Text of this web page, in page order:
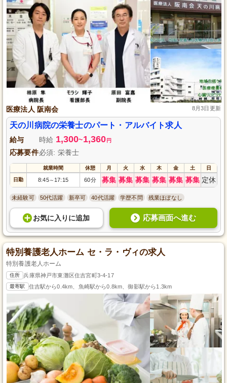
医療法人 阪南会 8月3日更新
天の川病院の栄養士のパート・アルバイト求人
給与 時給 1,300~1,360 円
応募要件必須: 栄養士
就業時間 休憩 月 火 水 木 金 土 日
日勤 8:45～ 17:15 60分 募集 募集 募集 募集 募集 募集 定休
未経験可 50代活躍 新卒可 40代活躍 学歴不問 残業ほぼなし
お気に入り に追加 応募画面へ進む
特別養護老人ホーム セ・ラ・ヴィの求人
特別養護老人ホーム
住所 兵庫県神戸市東灘区住吉宮町3-4-17
最寄駅 住吉駅から0.4km、魚崎駅から0.8km、御影駅から1.3km